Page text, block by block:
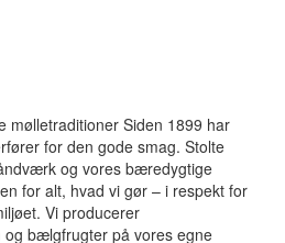
mølletraditioner Siden 1899 har
for den gode smag. Stolte
og vores bæredygtige
for alt, hvad vi gør – i respekt for
Vi producerer
og bælgfrugter på vores egne